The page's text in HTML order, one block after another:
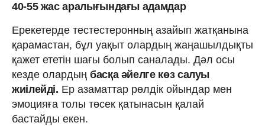
40-55 жас аралығындағы адамдар
Ерекетерде тестестеронның азайып жатқанына
қарамастан, бұл уақыт олардың жаңашылдықты
қажет ететін шағы болып саналады. Дәл осы
кезде олардың басқа әйелге көз салуы
жиілейді. Ер азаматтар рөлдік ойындар мен
эмоцияға толы төсек қатынасын қалай
бастайды екен.